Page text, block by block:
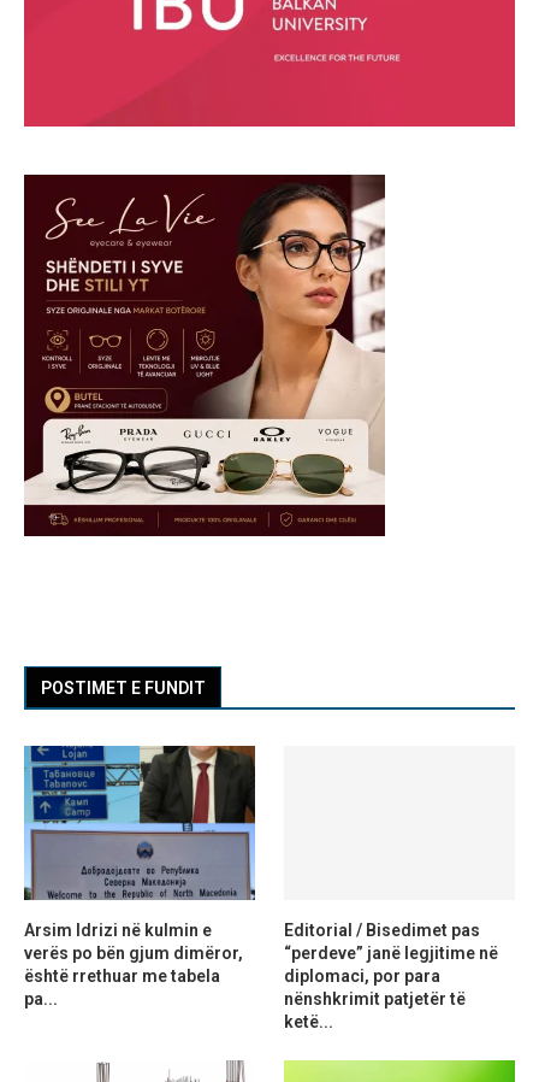
POSTIMET E FUNDIT
Arsim Idrizi në kulmin e
verës po bën gjum dimëror,
është rrethuar me tabela
pa...
Editorial / Bisedimet pas
“perdeve” janë legjitime në
diplomaci, por para
nënshkrimit patjetër të
ketë...